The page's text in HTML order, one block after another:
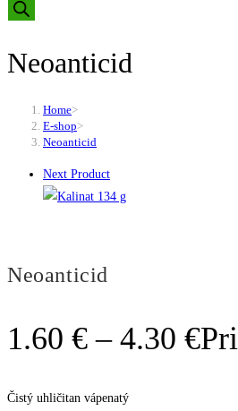
Neoanticid
Home>
E-shop>
Neoanticid
Next Product
Neoanticid
1.60 € – 4.30 €
Čistý uhličitan vápenatý